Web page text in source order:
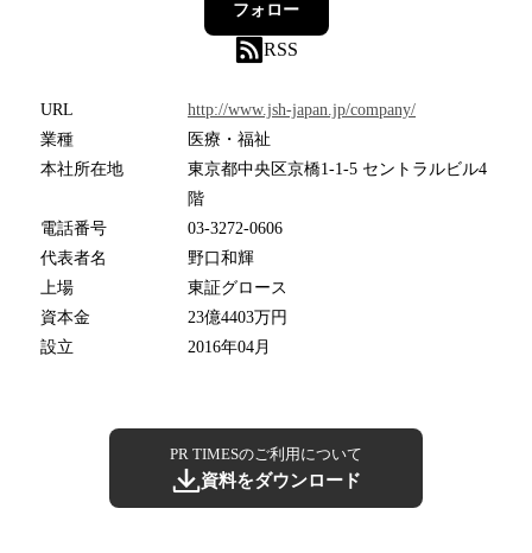
フォロー
RSS
URL
http://www.jsh-japan.jp/company/
業種
医療・福祉
本社所在地
東京都中央区京橋1-1-5 セントラルビル4
階
電話番号
03-3272-0606
代表者名
野口和輝
上場
東証グロース
資本金
23億4403万円
設立
2016年04月
PR TIMESのご利用について
資料をダウンロード